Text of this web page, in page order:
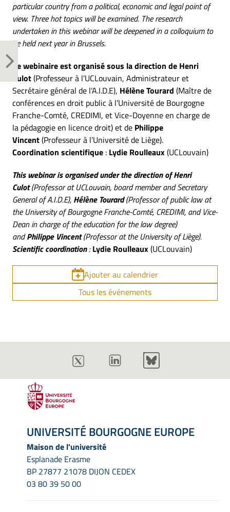
particular country from a political, economic and legal point of
view. Three hot topics will be examined. The research
undertaken in this webinar will be deepened in a colloquium to
be held next year in Brussels.
Ce webinaire est organisé sous la direction de Henri
Culot(Professeur à l’UCLouvain, Administrateur et
Secrétaire général de l’A.I.D.E), Hélène Tourard (Maître de
conférences en droit public à l’Université de Bourgogne
Franche-Comté, CREDIMI, et Vice-Doyenne en charge de
la pédagogie en licence droit) et de Philippe
Vincent(Professeur à l’Université de Liège).
Coordination scientifique : Lydie Roulleaux(UCLouvain)
This webinar is organised under the direction ofHenri
Culot(Professor at UCLouvain, board member and Secretary
General of A.I.D.E), Hélène Tourard(Professor of public law at
the University of Bourgogne Franche-Comté, CREDIMI, and Vice-
Dean in charge of the education for the law degree)
andPhilippe Vincent(Professor at the University of Liège).
Scientific coordination:Lydie Roulleaux(UCLouvain)
Ajouter au calendrier
Tous les événements
UNIVERSITÉ BOURGOGNE EUROPE
Maison de l'université
Esplanade Erasme
BP 27877 21078 DIJON CEDEX
03 80 39 50 00